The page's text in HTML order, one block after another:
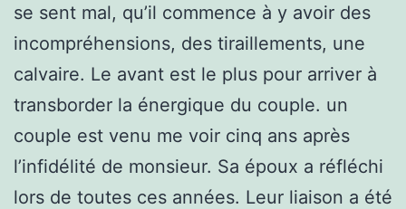
se sent mal, qu’il commence à y avoir des
incompréhensions, des tiraillements, une
calvaire. Le avant est le plus pour arriver à
transborder la énergique du couple. un
couple est venu me voir cinq ans après
l’infidélité de monsieur. Sa époux a réfléchi
lors de toutes ces années. Leur liaison a été